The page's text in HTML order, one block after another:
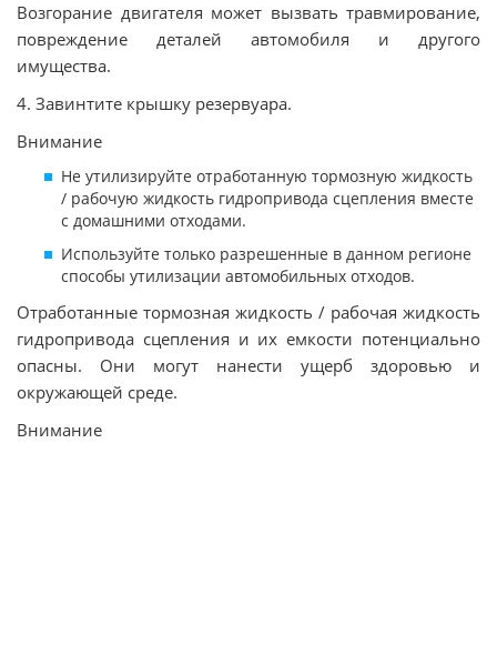
Возгорание двигателя может вызвать травмирование,
повреждение деталей автомобиля и другого
имущества.
4. Завинтите крышку резервуара.
Внимание
Не утилизируйте отработанную тормозную жидкость
/ рабочую жидкость гидропривода сцепления вместе
с домашними отходами.
Используйте только разрешенные в данном регионе
способы утилизации автомобильных отходов.
Отработанные тормозная жидкость / рабочая жидкость
гидропривода сцепления и их емкости потенциально
опасны. Они могут нанести ущерб здоровью и
окружающей среде.
Внимание